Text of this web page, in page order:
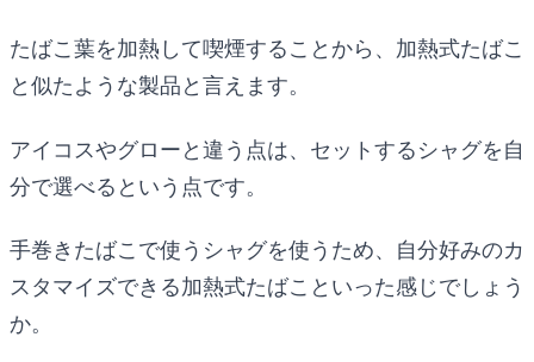
たばこ葉を加熱して喫煙することから、加熱式たばこ
と似たような製品と言えます。
アイコスやグローと違う点は、セットするシャグを自
分で選べるという点です。
手巻きたばこで使うシャグを使うため、自分好みのカ
スタマイズできる加熱式たばこといった感じでしょう
か。